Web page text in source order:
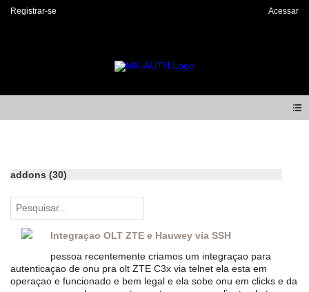
Registrar-se Acessar
addons (30)
Integraçao OLT ZTE e Hauwey via SSH
pessoa recentemente criamos um integraçao para
autenticaçao de onu pra olt ZTE C3x via telnet ela esta em
operaçao e funcionado e bem legal e ela sobe onu em clicks e da